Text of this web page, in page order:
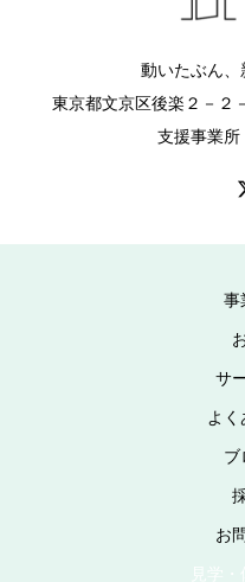
動いたぶん、
東京都文京区後楽２－
支援事業
事
サ
よく
ブ
お
見学